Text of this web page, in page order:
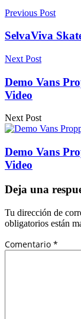
Previous Post
SelvaViva
Next Post
Demo Vans
Video
Next Post
Demo Vans
Video
Deja una
Tu dirección de
obligatorios están
Comentario *